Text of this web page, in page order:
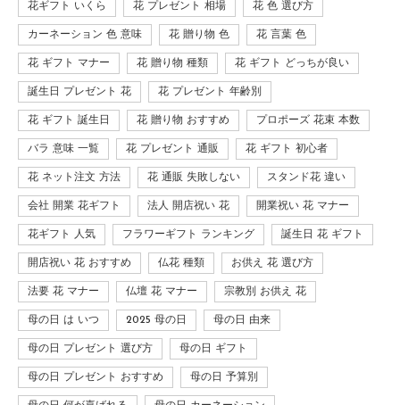
花ギフト いくら 花 プレゼント 相場 花 色 選び方
カーネーション 色 意味 花 贈り物 色 花 言葉 色
花 ギフト マナー 花 贈り物 種類 花 ギフト どっちが良い
誕生日 プレゼント 花 花 プレゼント 年齢別
花 ギフト 誕生日 花 贈り物 おすすめ プロポーズ 花束 本数
バラ 意味 一覧 花 プレゼント 通販 花 ギフト 初心者
花 ネット注文 方法 花 通販 失敗しない スタンド花 違い
会社 開業 花ギフト 法人 開店祝い 花 開業祝い 花 マナー
花ギフト 人気 フラワーギフト ランキング 誕生日 花 ギフト
開店祝い 花 おすすめ 仏花 種類 お供え 花 選び方
法要 花 マナー 仏壇 花 マナー 宗教別 お供え 花
母の日 は いつ 2025 母の日 母の日 由来
母の日 プレゼント 選び方 母の日 ギフト
母の日 プレゼント おすすめ 母の日 予算別